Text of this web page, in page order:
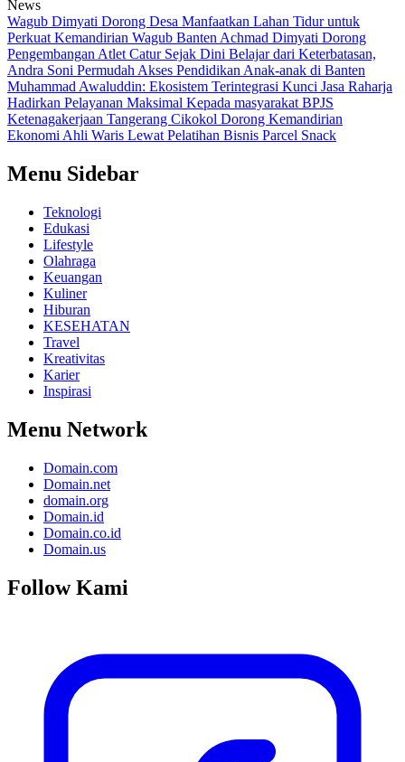
News
Wagub Dimyati Dorong Desa Manfaatkan Lahan Tidur untuk
Perkuat Kemandirian Wagub Banten Achmad Dimyati Dorong
Pengembangan Atlet Catur Sejak Dini Belajar dari Keterbatasan,
Andra Soni Permudah Akses Pendidikan Anak-anak di Banten
Muhammad Awaluddin: Ekosistem Terintegrasi Kunci Jasa Raharja
Hadirkan Pelayanan Maksimal Kepada masyarakat BPJS
Ketenagakerjaan Tangerang Cikokol Dorong Kemandirian
Ekonomi Ahli Waris Lewat Pelatihan Bisnis Parcel Snack
Menu Sidebar
Teknologi
Edukasi
Lifestyle
Olahraga
Keuangan
Kuliner
Hiburan
KESEHATAN
Travel
Kreativitas
Karier
Inspirasi
Menu Network
Domain.com
Domain.net
domain.org
Domain.id
Domain.co.id
Domain.us
Follow Kami